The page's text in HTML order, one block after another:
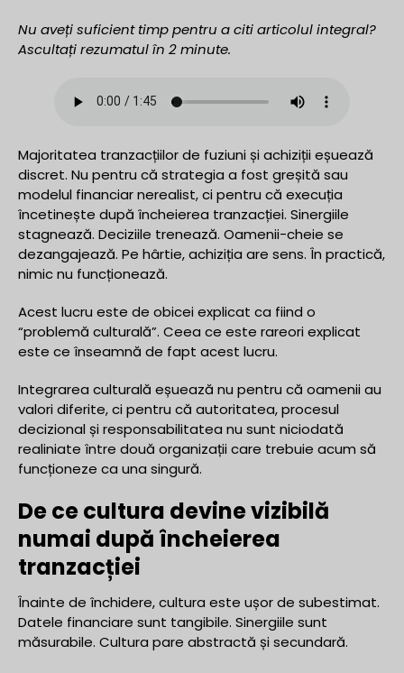
Nu aveți suficient timp pentru a citi articolul integral?
Ascultați rezumatul în 2 minute.
Majoritatea tranzacțiilor de fuziuni și achiziții eșuează
discret. Nu pentru că strategia a fost greșită sau
modelul financiar nerealist, ci pentru că execuția
încetinește după încheierea tranzacției. Sinergiile
stagnează. Deciziile trenează. Oamenii-cheie se
dezangajează. Pe hârtie, achiziția are sens. În practică,
nimic nu funcționează.
Acest lucru este de obicei explicat ca fiind o
“problemă culturală”. Ceea ce este rareori explicat
este ce înseamnă de fapt acest lucru.
Integrarea culturală eșuează nu pentru că oamenii au
valori diferite, ci pentru că autoritatea, procesul
decizional și responsabilitatea nu sunt niciodată
realiniate între două organizații care trebuie acum să
funcționeze ca una singură.
De ce cultura devine vizibilă
numai după încheierea
tranzacției
Înainte de închidere, cultura este ușor de subestimat.
Datele financiare sunt tangibile. Sinergiile sunt
măsurabile. Cultura pare abstractă și secundară.